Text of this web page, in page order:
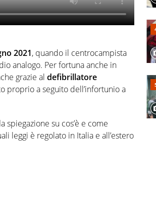
2021, quando il centrocampista
analogo. Per fortuna anche in
grazie al defibrillatore
proprio a seguito dell’infortunio a
su cos’è e come
leggi è regolato in Italia e all’estero